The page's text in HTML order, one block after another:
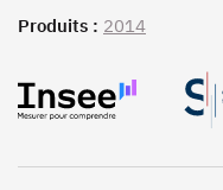
Produits : 2014